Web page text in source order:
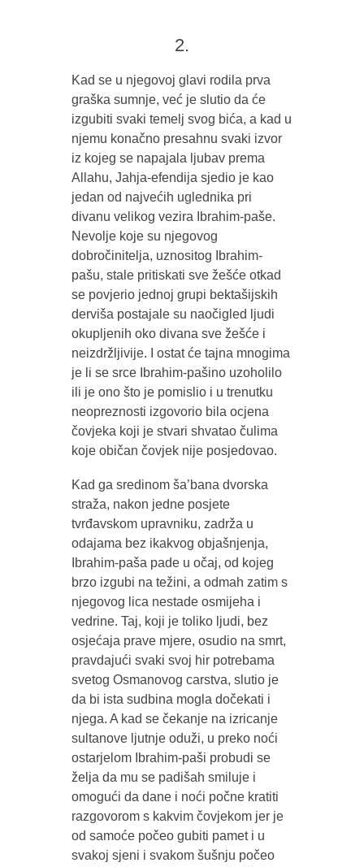
2.
Kad se u njegovoj glavi rodila prva
graška sumnje, već je slutio da će
izgubiti svaki temelj svog bića, a kad u
njemu konačno presahnu svaki izvor
iz kojeg se napajala ljubav prema
Allahu, Jahja-efendija sjedio je kao
jedan od najvećih uglednika pri
divanu velikog vezira Ibrahim-paše.
Nevolje koje su njegovog
dobročinitelja, uznositog Ibrahim-
pašu, stale pritiskati sve žešće otkad
se povjerio jednoj grupi bektašijskih
derviša postajale su naočigled ljudi
okupljenih oko divana sve žešće i
neizdržljivije. I ostat će tajna mnogima
je li se srce Ibrahim-pašino uzoholilo
ili je ono što je pomislio i u trenutku
neopreznosti izgovorio bila ocjena
čovjeka koji je stvari shvatao čulima
koje običan čovjek nije posjedovao.
Kad ga sredinom ša’bana dvorska
straža, nakon jedne posjete
tvrđavskom upravniku, zadrža u
odajama bez ikakvog objašnjenja,
Ibrahim-paša pade u očaj, od kojeg
brzo izgubi na težini, a odmah zatim s
njegovog lica nestade osmijeha i
vedrine. Taj, koji je toliko ljudi, bez
osjećaja prave mjere, osudio na smrt,
pravdajući svaki svoj hir potrebama
svetog Osmanovog carstva, slutio je
da bi ista sudbina mogla dočekati i
njega. A kad se čekanje na izricanje
sultanove ljutnje oduži, u preko noći
ostarjelom Ibrahim-paši probudi se
želja da mu se padišah smiluje i
omogući da dane i noći počne kratiti
razgovorom s kakvim čovjekom jer je
od samoće počeo gubiti pamet i u
svakoj sjeni i svakom šušnju počeo